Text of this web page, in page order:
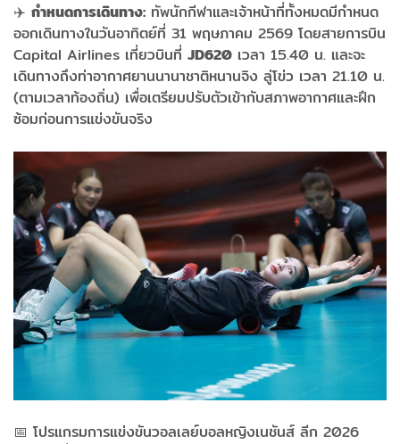
✈️ กำหนดการเดินทาง: ทัพนักกีฬาและเจ้าหน้าที่ทั้งหมดมีกำหนด
ออกเดินทางในวันอาทิตย์ที่ 31 พฤษภาคม 2569 โดยสายการบิน
Capital Airlines เที่ยวบินที่ JD620 เวลา 15.40 น. และจะ
เดินทางถึงท่าอากาศยานนานาชาติหนานจิง ลู่โข่ว เวลา 21.10 น.
(ตามเวลาท้องถิ่น) เพื่อเตรียมปรับตัวเข้ากับสภาพอากาศและฝึก
ซ้อมก่อนการแข่งขันจริง
📅 โปรแกรมการแข่งขันวอลเลย์บอลหญิงเนชันส์ ลีก 2026